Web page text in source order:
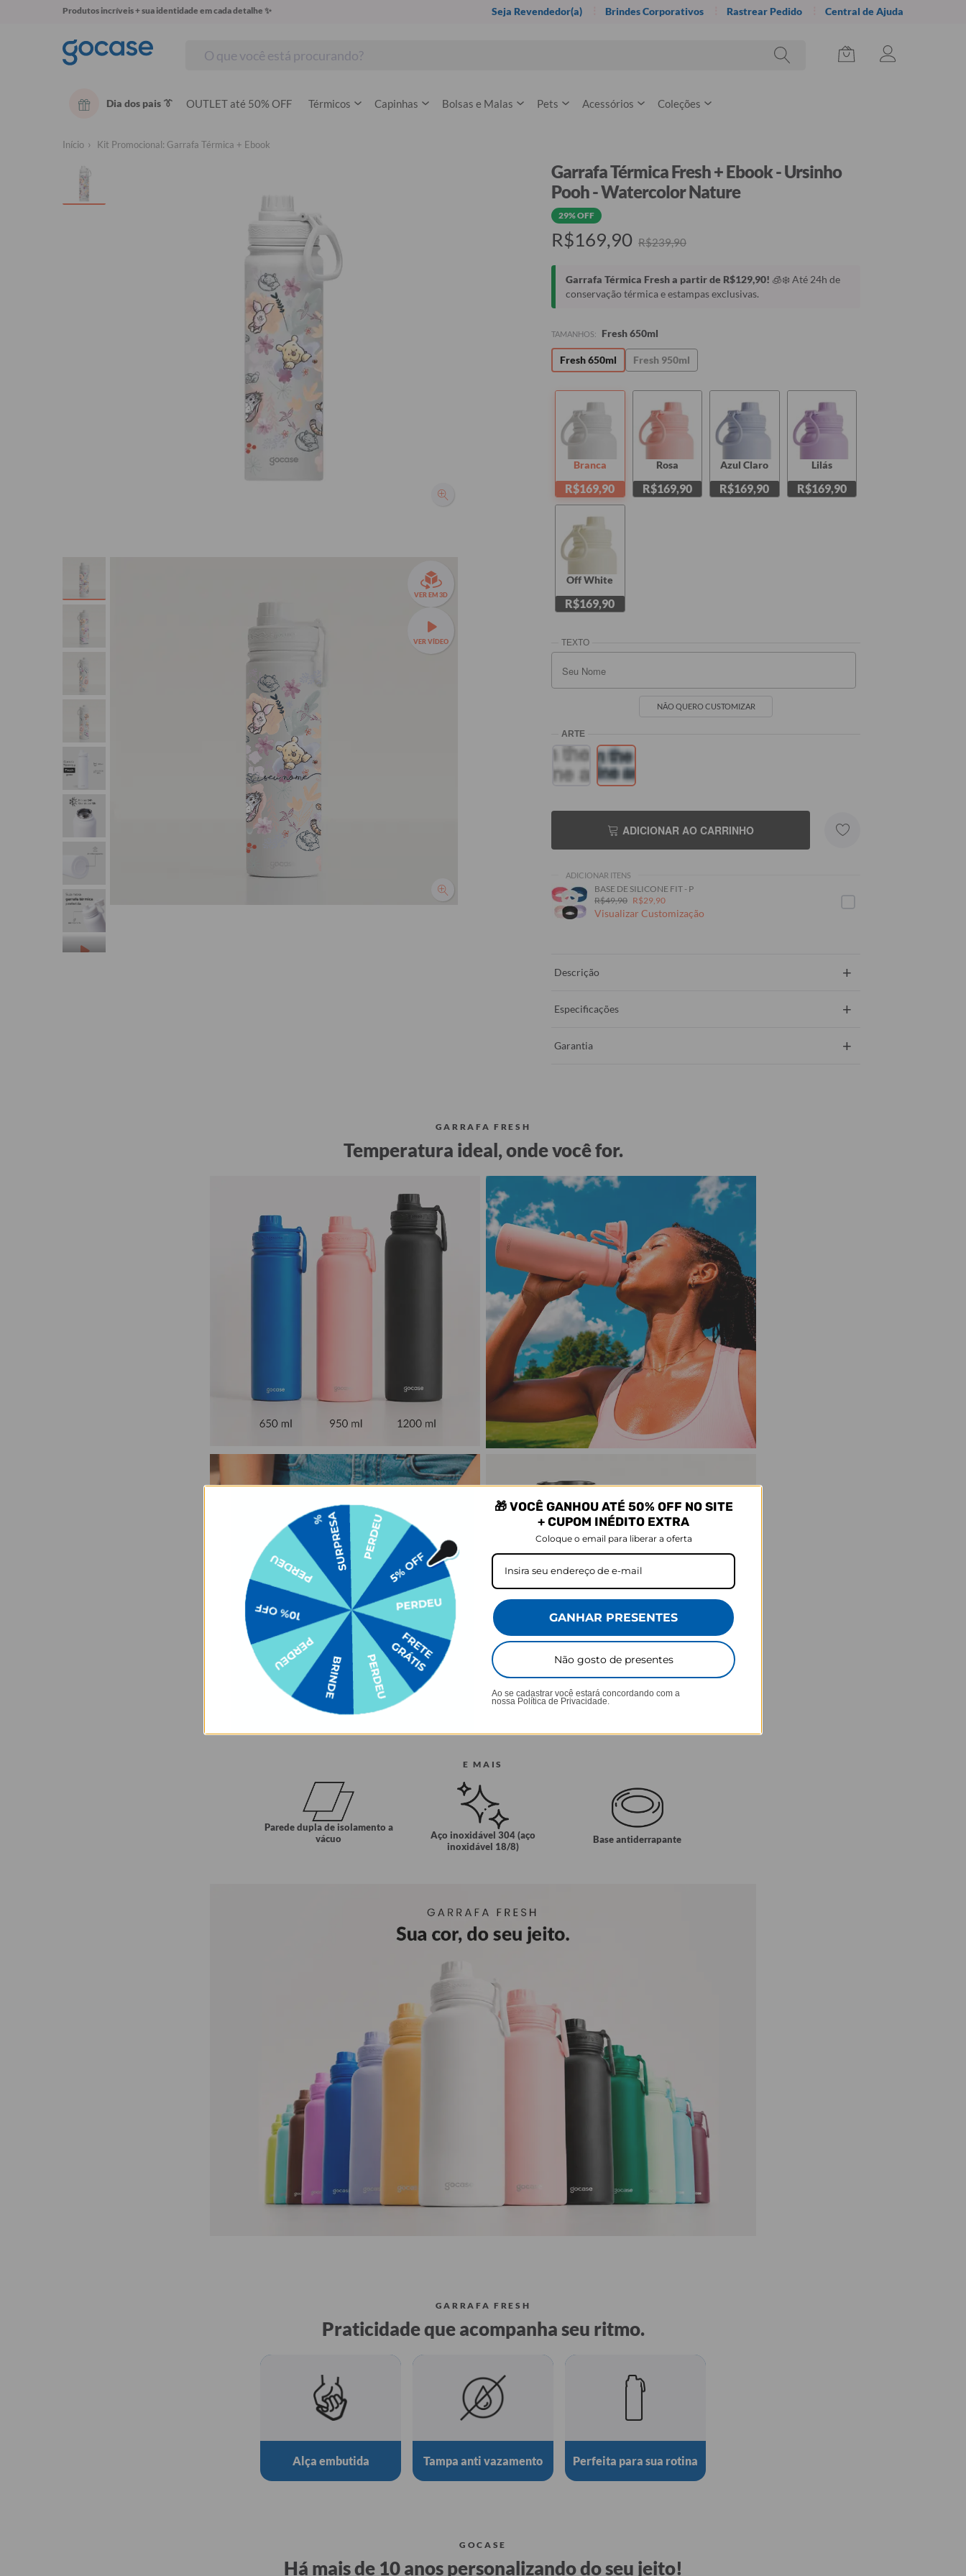
Produtos incríveis + sua identidade em cada detalhe ✨ Seja Revendedor(a) Brindes Corporativos Rastrear Pedido Central de Ajuda
Dia dos pais 👔 OUTLET até 50% OFF Térmicos Capinhas Bolsas e Malas Pets Acessórios Coleções
Início Kit Promocional: Garrafa Térmica + Ebook
VER EM 3D
VER VÍDEO
(SEU NOME)
Garrafa Térmica Fresh + Ebook - Ursinho
Pooh - Watercolor Nature
R$239,90
R$169,90
29% OFF
Garrafa Térmica Fresh a partir de R$129,90! 🧊❄️ Até 24h de
conservação térmica e estampas exclusivas.
TAMANHOS: Fresh 650ml
Fresh 650ml Fresh 950ml
Branca
R$169,90
Rosa
R$169,90
Azul Claro
R$169,90
Lilás
R$169,90
Off White
R$169,90
NÃO QUERO CUSTOMIZAR
ADICIONAR AO CARRINHO
ADICIONAR ITENS
BASE DE SILICONE FIT - P
R$49,90 R$29,90
Visualizar Customização
Descrição +
Especificações +
Garantia +
GARRAFA FRESH
Temperatura ideal, onde você for.
E MAIS
Parede dupla de isolamento a
vácuo
Aço inoxidável 304 (aço
inoxidável 18/8)
Base antiderrapante
GARRAFA FRESH
Praticidade que acompanha seu ritmo.
Alça embutida Tampa anti vazamento Perfeita para sua rotina
GOCASE
Há mais de 10 anos personalizando do seu jeito!
🎁 VOCÊ GANHOU ATÉ 50% OFF NO SITE
+ CUPOM INÉDITO EXTRA
Coloque o email para liberar a oferta
GANHAR PRESENTES
Não gosto de presentes
Ao se cadastrar você estará concordando com a
nossa Política de Privacidade.